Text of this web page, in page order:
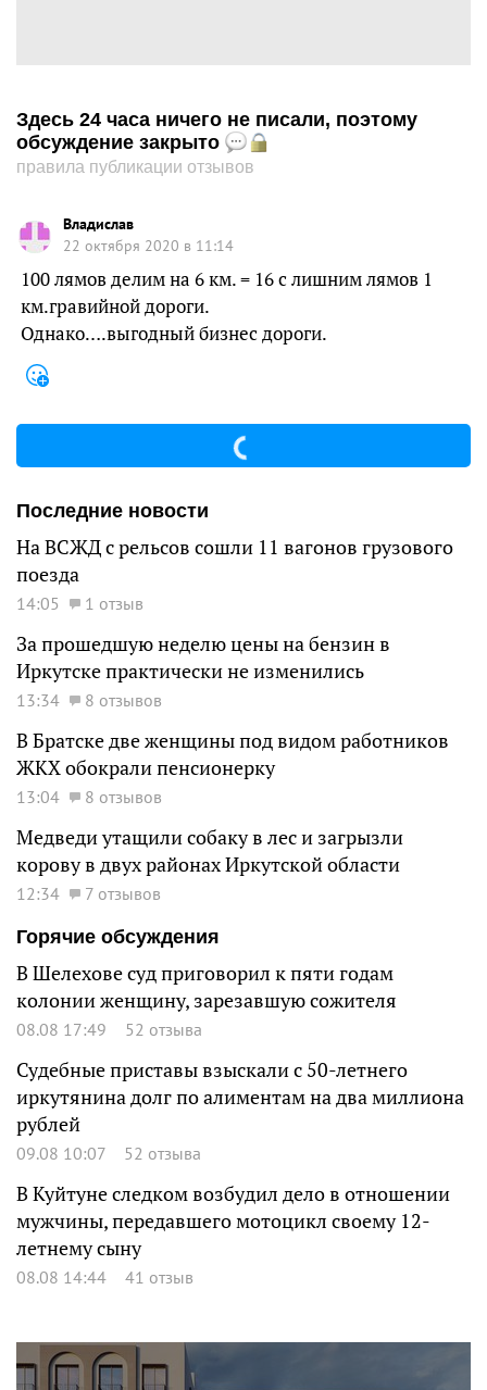
Здесь 24 часа ничего не писали, поэтому
обсуждение закрыто
правила публикации отзывов
Владислав
22 октября 2020 в 11:14
100 лямов делим на 6 км. = 16 с лишним лямов 1
км.гравийной дороги.
Однако….выгодный бизнес дороги.
Последние новости
На ВСЖД с рельсов сошли 11 вагонов грузового
поезда
14:05 1 отзыв
За прошедшую неделю цены на бензин в
Иркутске практически не изменились
13:34 8 отзывов
В Братске две женщины под видом работников
ЖКХ обокрали пенсионерку
13:04 8 отзывов
Медведи утащили собаку в лес и загрызли
корову в двух районах Иркутской области
12:34
7 отзывов
Горячие обсуждения
В Шелехове суд приговорил к пяти годам
колонии женщину, зарезавшую сожителя
08.08 17:49 52 отзыва
Судебные приставы взыскали с 50-летнего
иркутянина долг по алиментам на два миллиона
рублей
09.08 10:07 52 отзыва
В Куйтуне следком возбудил дело в отношении
мужчины, передавшего мотоцикл своему 12-
летнему сыну
08.08 14:44 41 отзыв